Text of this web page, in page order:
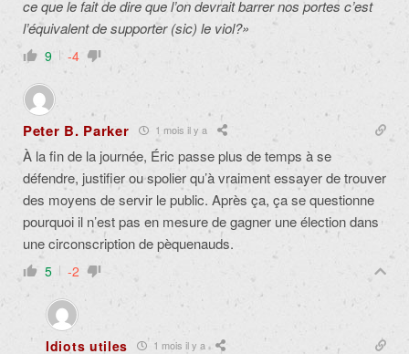
ce que le fait de dire que l’on devrait barrer nos portes c’est
l’équivalent de supporter (sic) le viol?»
9 -4
Peter B. Parker 1 mois il y a
À la fin de la journée, Éric passe plus de temps à se
défendre, justifier ou spolier qu’à vraiment essayer de trouver
des moyens de servir le public. Après ça, ça se questionne
pourquoi il n’est pas en mesure de gagner une élection dans
une circonscription de pèquenauds.
5 -2
Idiots utiles 1 mois il y a